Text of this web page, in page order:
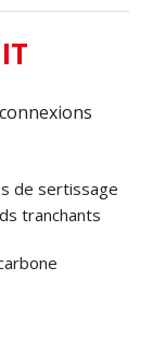
de sertissage
tranchants